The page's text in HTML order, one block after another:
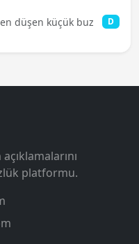
düşen küçük buz
D
platformu.